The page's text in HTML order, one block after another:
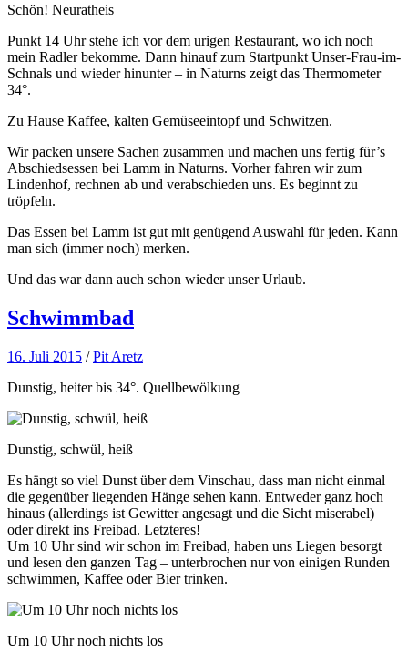
Schön! Neuratheis
Punkt 14 Uhr stehe ich vor dem urigen Restaurant, wo ich noch
mein Radler bekomme. Dann hinauf zum Startpunkt Unser-Frau-im-
Schnals und wieder hinunter – in Naturns zeigt das Thermometer
34°.
Zu Hause Kaffee, kalten Gemüseeintopf und Schwitzen.
Wir packen unsere Sachen zusammen und machen uns fertig für’s
Abschiedsessen bei Lamm in Naturns. Vorher fahren wir zum
Lindenhof, rechnen ab und verabschieden uns. Es beginnt zu
tröpfeln.
Das Essen bei Lamm ist gut mit genügend Auswahl für jeden. Kann
man sich (immer noch) merken.
Und das war dann auch schon wieder unser Urlaub.
Schwimmbad
16. Juli 2015 /Pit Aretz
Dunstig, heiter bis 34°. Quellbewölkung
Dunstig, schwül, heiß
Es hängt so viel Dunst über dem Vinschau, dass man nicht einmal
die gegenüber liegenden Hänge sehen kann. Entweder ganz hoch
hinaus (allerdings ist Gewitter angesagt und die Sicht miserabel)
oder direkt ins Freibad. Letzteres!
Um 10 Uhr sind wir schon im Freibad, haben uns Liegen besorgt
und lesen den ganzen Tag – unterbrochen nur von einigen Runden
schwimmen, Kaffee oder Bier trinken.
Um 10 Uhr noch nichts los